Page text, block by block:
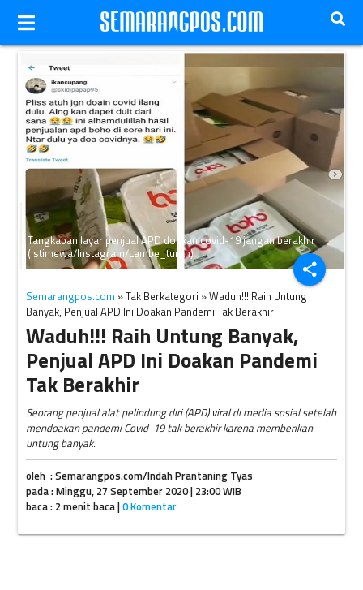
share
Tangkapan layar penjual APD doakan covid-19 jangan berakhir
(Istimewa/Instagram/Lambe_turah)
Semarangpos.com » Tak Berkategori » Waduh!!! Raih Untung
Banyak, Penjual APD Ini Doakan Pandemi Tak Berakhir
Waduh!!! Raih Untung Banyak,
Penjual APD Ini Doakan Pandemi
Tak Berakhir
Seorang penjual alat pelindung diri (APD) viral di media sosial setelah
mendoakan pandemi Covid-19 tak berakhir karena memberikan
untung banyak.
oleh : Semarangpos.com/Indah Prantaning Tyas
pada : Minggu, 27 September 2020 | 23:00 WIB
baca : 2 menit baca |0 Komentar